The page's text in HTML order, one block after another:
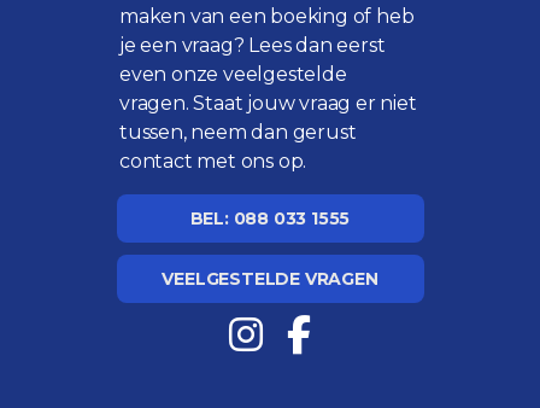
maken van een boeking of heb
je een vraag? Lees dan eerst
even onzeveelgestelde
vragen. Staat jouw vraag er niet
tussen, neem dan gerust
contact met ons op.
BEL: 088 033 1555
VEELGESTELDE VRAGEN